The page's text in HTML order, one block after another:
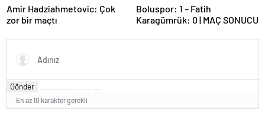
Amir Hadziahmetovic: Çok
zor bir maçtı
Boluspor: 1 – Fatih
Karagümrük: 0 | MAÇ SONUCU
Gönder
En az 10 karakter gerekli